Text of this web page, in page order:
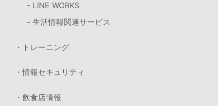
- LINE WORKS
- 生活情報関連サービス
・トレーニング
・情報セキュリティ
・飲食店情報